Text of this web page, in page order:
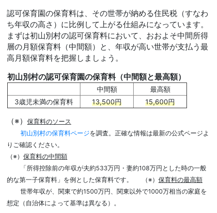
認可保育園の保育料は、その世帯が納める住民税（すなわ
ち年収の高さ）に比例して上がる仕組みになっています。
まずは初山別村の認可保育料において、おおよそ中間所得
層の月額保育料（中間額）と、年収が高い世帯が支払う最
高月額保育料を把握しましょう。
初山別村の認可保育園の保育料（中間額と最高額）
中間額
最高額
3歳児未満の保育料
13,500円 15,600円
（※）
保育料のソース
初山別村の保育料ページを調査。正確な情報は最新の公式ページよ
りご確認ください。
（※） 保育料の中間額
「所得控除前の年収が夫約533万円・妻約108万円とした時の一般
的な第一子保育料」を例とした保育料です。
（※） 保育料の最高額
世帯年収が、関東で約1500万円、関東以外で1000万相当の家庭を
想定（自治体によって基準は異なる）。